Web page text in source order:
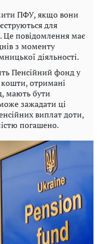
ПФУ, якщо вони
для
Це повідомлення має
з моменту
діяльності.
Пенсійний фонд у
кошти, отримані
мають бути
зажадати ці
виплат доти,
погашено.